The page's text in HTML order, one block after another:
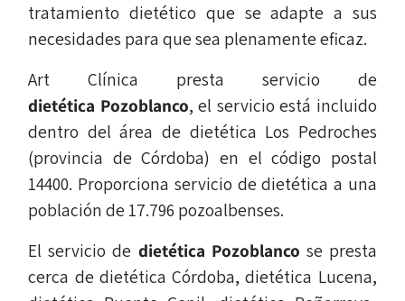
tratamiento dietético que se adapte a sus
necesidades para que sea plenamente eficaz.
Art Clínica presta servicio de
dietética Pozoblanco, el servicio está incluido
dentro del área de dietética Los Pedroches
(provincia de Córdoba) en el código postal
14400. Proporciona servicio de dietética a una
población de 17.796 pozoalbenses.
El servicio de dietética Pozoblanco se presta
cerca de dietética Córdoba, dietética Lucena,